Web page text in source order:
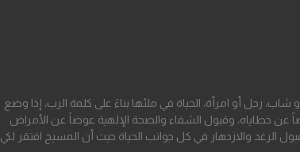
رجل أو امرأة، الحياة في ملئها بناءً على كلمة الرب، إذا وضع
عن خطاياه، وقبول الشفاء والصحة الإلهية عوضاً عن الأمراض
الرغد والازدهار في كل جوانب الحياة حيث أن المسيح افتقر لكي